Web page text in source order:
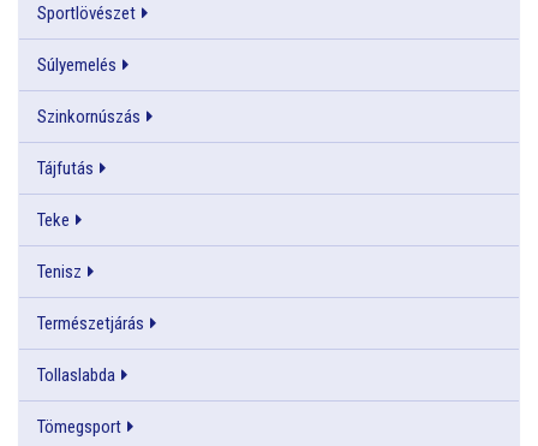
Sportlövészet
Súlyemelés
Szinkornúszás
Tájfutás
Teke
Tenisz
Természetjárás
Tollaslabda
Tömegsport